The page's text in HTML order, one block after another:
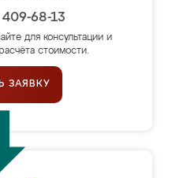
68-13
для консультации и
стоимости.
ЗАЯВКУ